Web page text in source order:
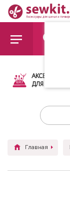
АКСЕССУАРЫ
ДЛЯ ШИТЬЯ
Главная